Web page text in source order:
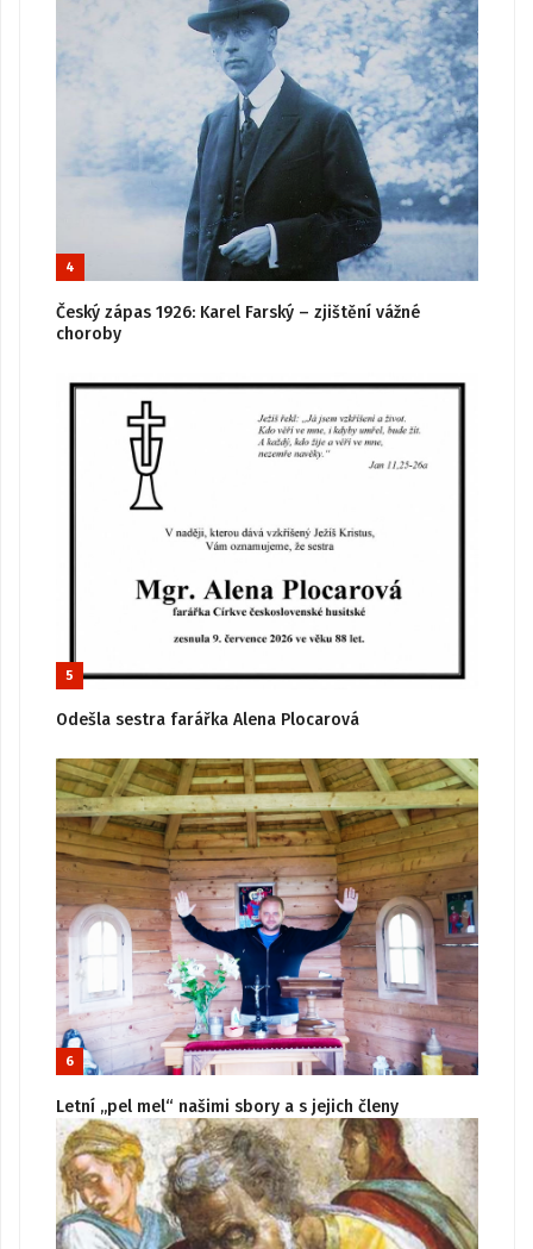
4
Český zápas 1926: Karel Farský – zjištění vážné
choroby
5
Odešla sestra farářka Alena Plocarová
6
Letní „pel mel“ našimi sbory a s jejich členy